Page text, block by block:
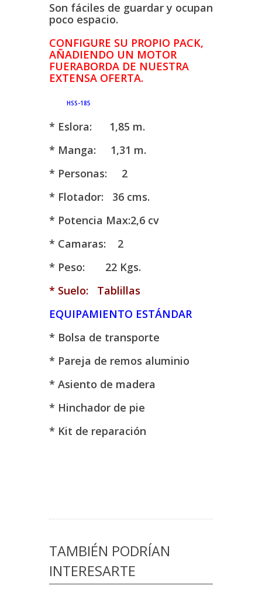
Son fáciles de guardar y ocupan
poco espacio.
CONFIGURE SU PROPIO PACK,
AÑADIENDO UN MOTOR
FUERABORDA DE NUESTRA
EXTENSA OFERTA.
HSS-185
* Eslora: 1,85 m.
* Manga: 1,31 m.
* Personas: 2
* Flotador: 36 cms.
* Potencia Max:2,6 cv
* Camaras: 2
* Peso: 22 Kgs.
* Suelo: Tablillas
EQUIPAMIENTO ESTÁNDAR
* Bolsa de transporte
* Pareja de remos aluminio
* Asiento de madera
* Hinchador de pie
* Kit de reparación
TAMBIÉN PODRÍAN
INTERESARTE